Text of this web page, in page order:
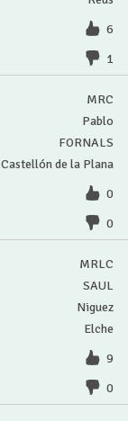
6
1
MRC
Pablo
FORNALS
Castellón de la Plana
0
0
MRLC
SAUL
Niguez
Elche
9
0